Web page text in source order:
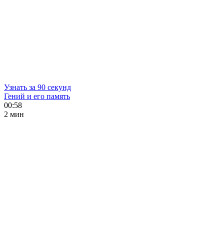
Узнать за 90 секунд
Гений и его память
00:58
2 мин